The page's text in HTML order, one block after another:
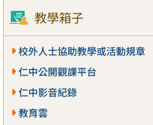
教學箱子
校外人士協助教學或活動規章
仁中公開觀課平台
仁中影音紀錄
教育雲